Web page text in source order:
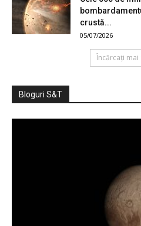
crustă...
05/07/2026
Încărcați mai
Bloguri S&T